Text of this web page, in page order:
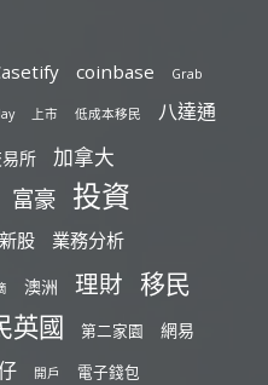
coinbase Grab
上市 低成本移民 八達通
所 加拿大
富豪 投資
新股 業務分析
澳洲 理財 移民
英國 第二家園 網易
開戶 電子錢包